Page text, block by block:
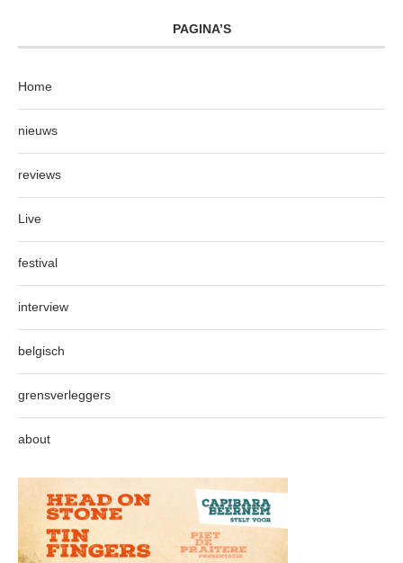
PAGINA’S
Home
nieuws
reviews
Live
festival
interview
belgisch
grensverleggers
about